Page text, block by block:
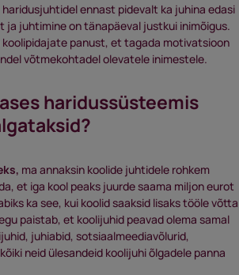
ennast pidevalt ka juhina edasi
ja juhtimine on tänapäeval justkui inimõigus.
koolipidajate panust, et tagada motivatsioon
võtmekohtadel olevatele inimestele.
haridussüsteemis
ma annaksin koolide juhtidele rohkem
et iga kool peaks juurde saama miljon eurot
ka see, kui koolid saaksid lisaks tööle võtta
paistab, et koolijuhid peavad olema samal
juhiabid, sotsiaalmeediavõlurid,
neid ülesandeid koolijuhi õlgadele panna